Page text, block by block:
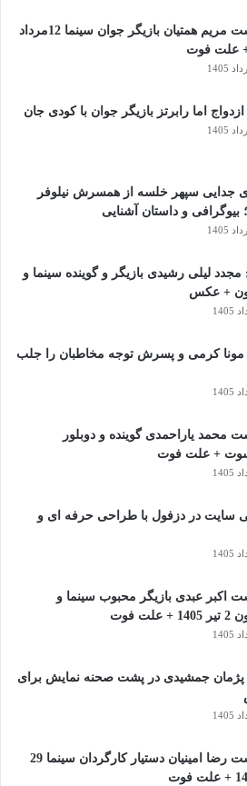
درگذشت مریم همتیان بازیگر جوان سینما 12مرداد
اما رابرتز بازیگر جوان با کودی جان
جدایی سپهر خلسه از همسرش نیلوفر
بیوگرافی و داستان آشنایی
مجدد لیلی رشیدی بازیگر و گوینده سینما و
+ عکس
کرمی و پسرش توجه مخاطبان را جلب
محمد یاراحمدی گوینده و دوبلور
+ علت فوت
سایت در دزفول با طراحی حرفه‌ ای و
اکبر عبدی بازیگر محبوب سینما و
فوت
جمشیدی در پشت صحنه نمایش برای
درگذشت رضا امینیان دستیار کارگردان سینما 29